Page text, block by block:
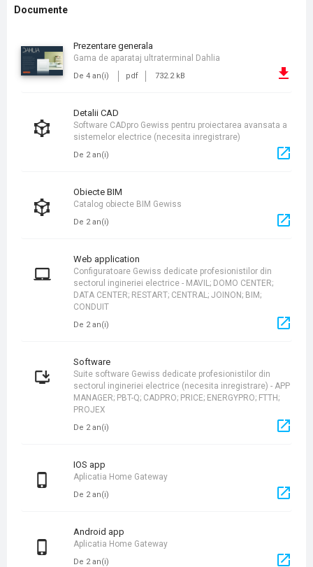
Documente
prezentare generala
De 4 an(i) pdf 732.2 kB
Gama de aparataj ultraterminal Dahlia
detalii CAD
De 2 an(i)
Software CADpro Gewiss pentru proiectarea avansata a
sistemelor electrice (necesita inregistrare)
obiecte BIM
De 2 an(i)
Catalog obiecte BIM Gewiss
Web application
De 2 an(i)
Configuratoare Gewiss dedicate profesionistilor din
sectorul ingineriei electrice - MAVIL; DOMO CENTER;
DATA CENTER; RESTART; CENTRAL; JOINON; BIM;
CONDUIT
Software
De 2 an(i)
Suite software Gewiss dedicate profesionistilor din
sectorul ingineriei electrice (necesita inregistrare) - APP
MANAGER; PBT-Q; CADPRO; PRICE; ENERGYPRO; FTTH;
PROJEX
iOS app
De 2 an(i)
Aplicatia Home Gateway
Android app
De 2 an(i)
Aplicatia Home Gateway